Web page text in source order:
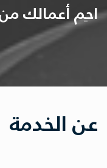
احمِ أعمالك من
عن الخدمة